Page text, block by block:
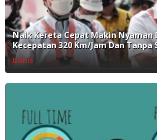
Naik Kereta Cepat Makin Nyaman
Kecepatan 320 Km/Jam Dan Tanpa
Bisnis